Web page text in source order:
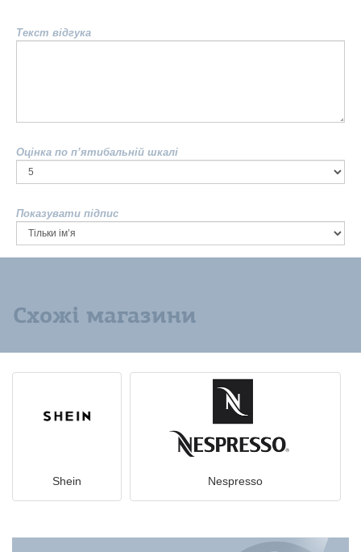
Текст відгука
Оцінка по п’ятибальній шкалі
Показувати підпис
Схожі магазини
Shein Nespresso